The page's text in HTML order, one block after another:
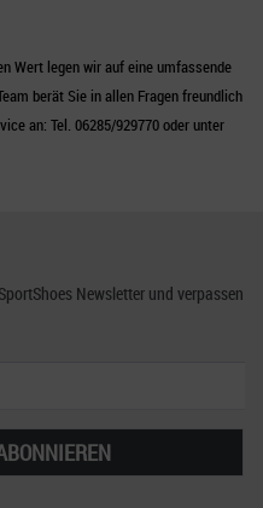
Wert legen wir auf eine umfassende
berät Sie in allen Fragen freundlich
an: Tel. 06285/929770 oder unter
Newsletter und verpassen